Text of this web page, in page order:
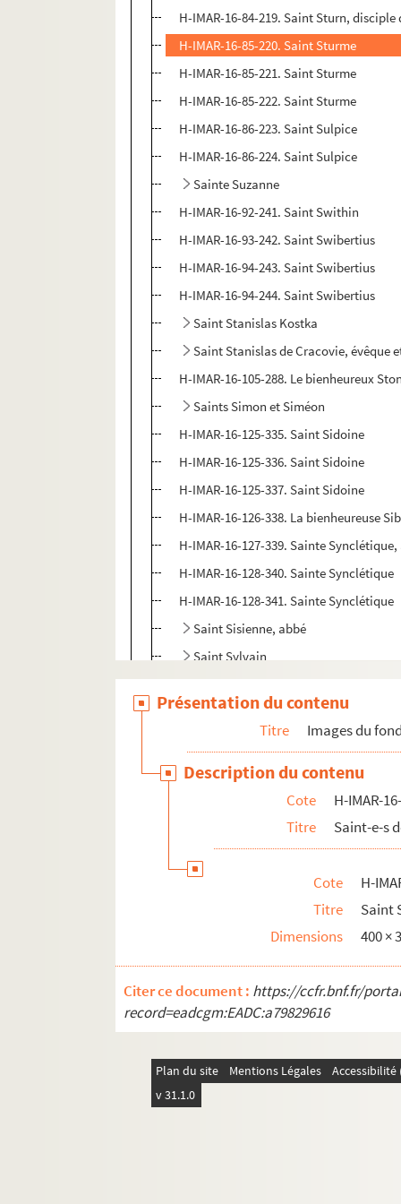
H-IMAR-16-84-219. Saint Sturn,
H-IMAR-16-85-220. Saint Sturme
H-IMAR-16-85-221. Saint Sturme
H-IMAR-16-85-222. Saint Sturme
H-IMAR-16-86-223. Saint Sulpice
H-IMAR-16-86-224. Saint Sulpice
Sainte Suzanne
H-IMAR-16-92-241. Saint Swithin
H-IMAR-16-93-242. Saint Swibertius
H-IMAR-16-94-243. Saint Swibertius
H-IMAR-16-94-244. Saint Swibertius
Saint Stanislas Kostka
Saint Stanislas de Cracovie, évêque
H-IMAR-16-105-288. Le bienheureux
Saints Simon et Siméon
H-IMAR-16-125-335. Saint Sidoine
H-IMAR-16-125-336. Saint Sidoine
H-IMAR-16-125-337. Saint Sidoine
H-IMAR-16-126-338. La bienheureuse
H-IMAR-16-127-339. Sainte
H-IMAR-16-128-340. Sainte Synclétique
H-IMAR-16-128-341. Sainte Synclétique
Saint Sisienne, abbé
Saint Sylvain
Sigismondus, Silas, Simplicius
Symmachus, Symmetritus, Syggon,
Saint Sylvère
H-IMAR-16-135-367. Sainte
H-IMAR-16-135-368. Sainte
H-IMAR-16-135-369. Sainte
Saint Symphorien
H-IMAR-16-139-377. Sainte Syra,
H-IMAR-16-139-378. Sainte Syra,
H-IMAR-16-142-385. Le bienheureux
Saint Sylvestre
H-IMAR-16-146-393. La bienheureuse
H-IMAR-17-1-1 à H-IMAR-17-90-270.
H-IMAR-17-91-271 à H-IMAR-17-111-
Présentation du contenu
Titre Images du
Description du contenu
Cote
H-IMAR-
Titre
Saint-e-s
Cote
H-
Titre
Saint
Dimensions
400 ×
Citer ce document : https://ccfr.bnf.fr/
record=eadcgm:EADC:a79829616
Plan du site Mentions Légales
v 31.1.0